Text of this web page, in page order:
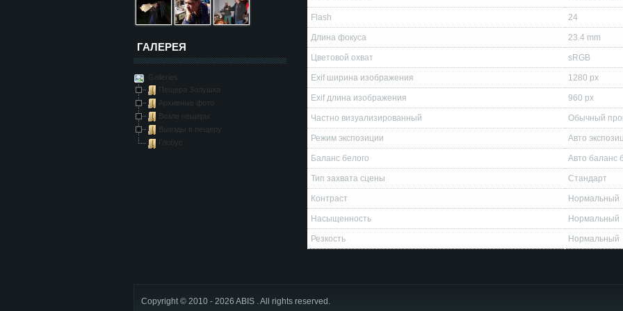
ГАЛЕРЕЯ
Galleries
Пещера Золушка
Архивные фото
Возле пещеры
Выезды в пещеру
Глобус
Flash 24
Длина фокуса 23.4 mm
Цветовой охват sRGB
Exif ширина изображения 1280 px
Exif длина изображения 960 px
Частно визуализированный Обычный
Режим экспозиции Авто
Баланс белого Авто баланс
Тип захвата сцены Стандарт
Контраст Нормальный
Насыщенность Нормальный
Резкость Нормальный
Copyright © 2010 - 2026 ABIS . All rights reserved.